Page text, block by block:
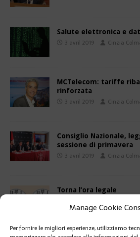
Manage Cookie
Per fornire le migliori esperienze, utilizziamo
Salute elettronica e
3 avril 2019 Cinzia
MCTelecom: tariffe
rinforzata
3 avril 2019 Cinzia
Consiglio Nazionale,
sessione di primavera
3 avril 2019 Cinzia
Torna l’ora legale